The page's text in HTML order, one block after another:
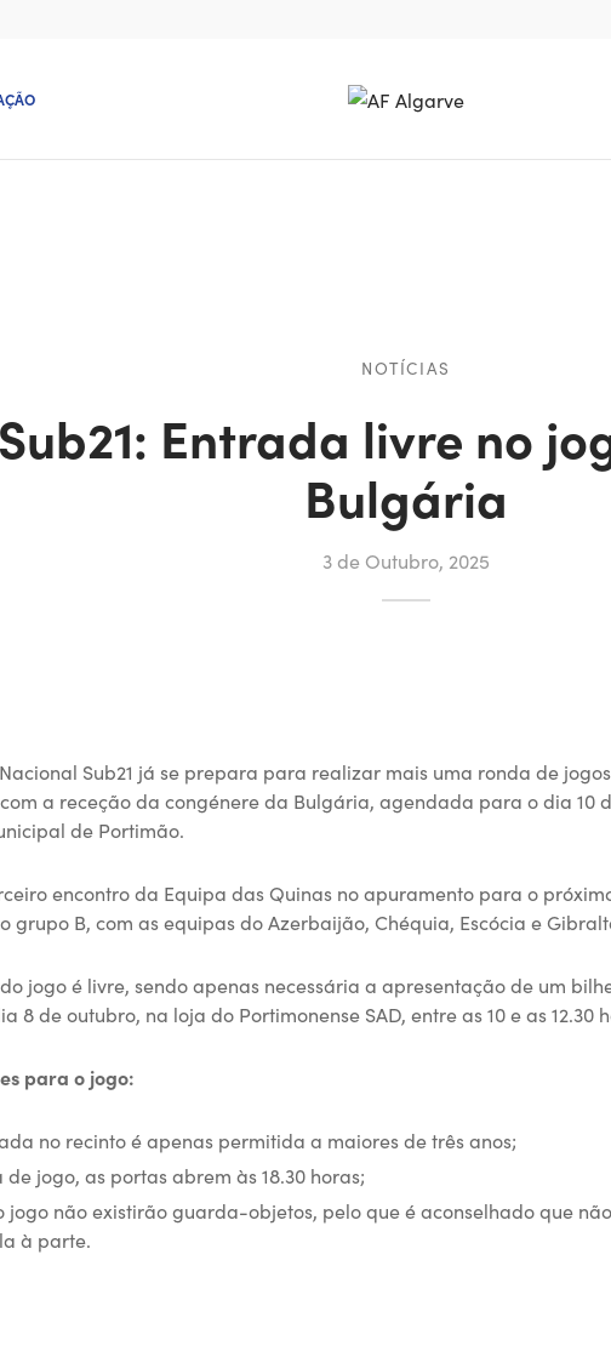
NOTÍCIAS
Entrada livre no
Bulgária
3 de Outubro, 2025
Sub21 já se prepara para realizar mais uma ronda de
com a receção da congénere da Bulgária, agendada para o dia 10
de Portimão.
encontro da Equipa das Quinas no apuramento para o
grupo B, com as equipas do Azerbaijão, Chéquia, Escócia e
jogo é livre, sendo apenas necessária a apresentação de um
8 de outubro, na loja do Portimonense SAD, entre as 10 e as 12.30
para o jogo:
no recinto é apenas permitida a maiores de três anos;
de jogo, as portas abrem às 18.30 horas;
jogo não existirão guarda-objetos, pelo que é aconselhado que
à parte.